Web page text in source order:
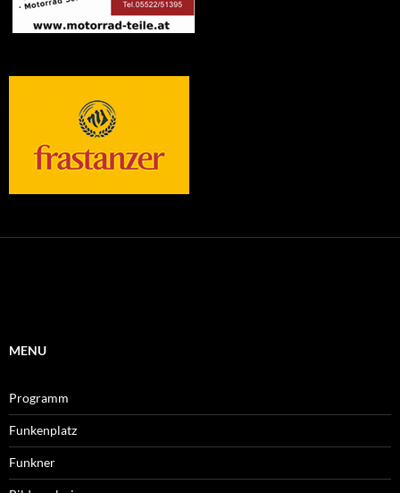
MENU
Programm
Funkenplatz
Funkner